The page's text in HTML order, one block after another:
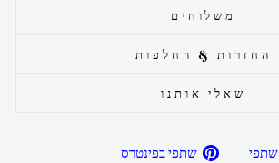
משלוחים
החזרות & החלפות
שאלי אותנו
שתפי
שתפ/י שתפי בפינטרס